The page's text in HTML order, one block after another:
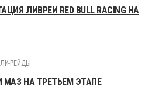
ЛИВРЕИ RED BULL RACING НА
РЕЙДЫ
МАЗ НА ТРЕТЬЕМ ЭТАПЕ